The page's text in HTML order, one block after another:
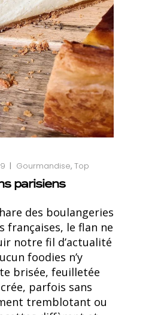
Gourmandise, Top
parisiens
des boulangeries
françaises, le flan ne
notre fil d’actualité
foodies n’y
brisée, feuilletée
parfois sans
tremblotant ou